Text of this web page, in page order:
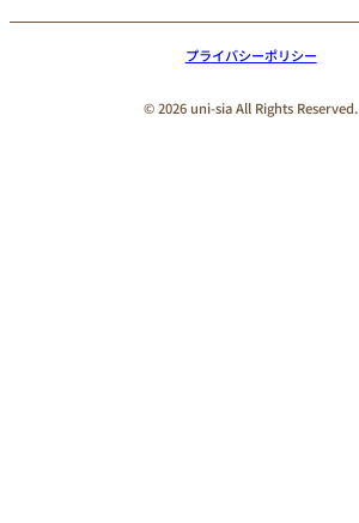
プライバシーポリシー
© 2026 uni-sia All Rights Reserved.